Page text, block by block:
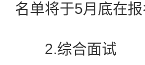
名单将于5月底在
2.综合面试